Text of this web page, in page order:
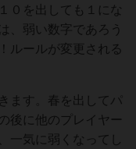
０を出しても１にな
、弱い数字であろう
ルールが変更される
ます。春を出してパ
後に他のプレイヤー
一気に弱くなってし